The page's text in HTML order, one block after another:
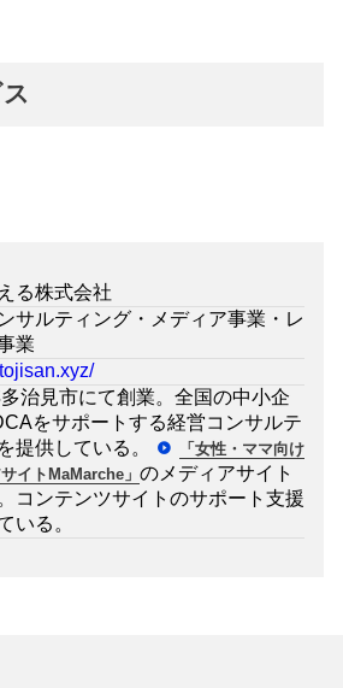
る株式会社
サルティング・メディア事業・レ
業
治見市にて創業。全国の中小企
をサポートする経営コンサルテ
提供している。
「女性・ママ向け
イトMaMarche」 のメディアサイト
コンテンツサイトのサポート支援
いる。